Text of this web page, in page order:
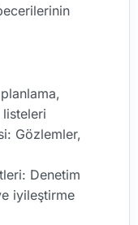
Gözlemler,
Denetim
iyileştirme